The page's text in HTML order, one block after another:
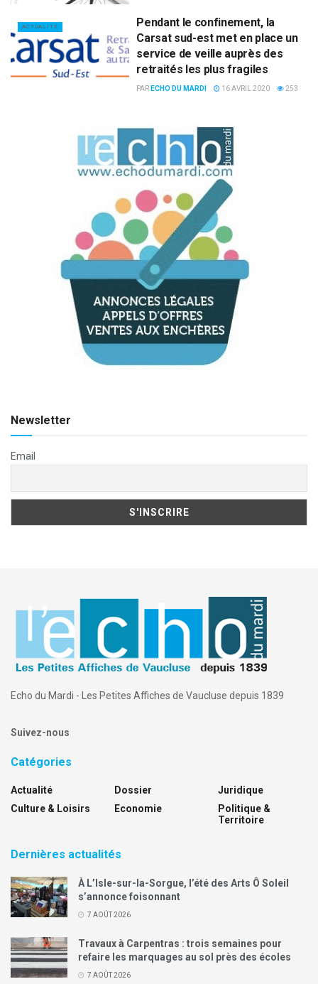
ACTUALITÉ
Pendant le confinement, la
Carsat sud-est met en place un
service de veille auprès des
retraités les plus fragiles
PAR ECHO DU MARDI 16 AVRIL 2020 253
Newsletter
Email
Echo du Mardi - Les Petites Affiches de Vaucluse depuis 1839
Suivez-nous
Catégories
Actualité
Culture & Loisirs
Dossier
Economie
Juridique
Politique &
Territoire
Dernières actualités
À L’Isle-sur-la-Sorgue, l’été des Arts Ô Soleil
s’annonce foisonnant
7 AOÛT 2026
Travaux à Carpentras : trois semaines pour
refaire les marquages au sol près des écoles
7 AOÛT 2026